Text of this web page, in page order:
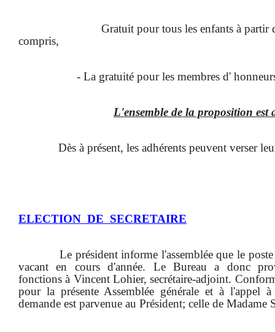
Gratuit pour tous les enfants à partir
compris,
- La gratuité pour les membres d'
L'ensemble de la proposition
Dès à présent, les adhérents peuvent verser
ELECTION DE SECRETAIRE
Le président informe l'assemblée que le
vacant en cours d'année. Le Bureau a donc
fonctions à Vincent Lohier, secrétaire-adjoint.
pour la présente Assemblée générale et à l'appel
demande est parvenue au Président; celle de Madame